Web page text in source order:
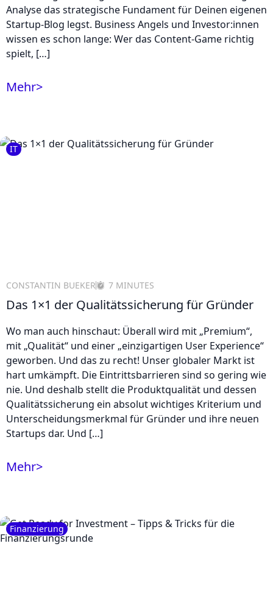
Analyse das strategische Fundament für Deinen eigenen
Startup-Blog legst. Business Angels und Investor:innen
wissen es schon lange: Wer das Content-Game richtig
spielt, […]
Mehr>
IT
CONSTANTIN BUEKER 7 MINUTES
Das 1×1 der Qualitätssicherung für Gründer
Wo man auch hinschaut: Überall wird mit „Premium“,
mit „Qualität“ und einer „einzigartigen User Experience“
geworben. Und das zu recht! Unser globaler Markt ist
hart umkämpft. Die Eintrittsbarrieren sind so gering wie
nie. Und deshalb stellt die Produktqualität und dessen
Qualitätssicherung ein absolut wichtiges Kriterium und
Unterscheidungsmerkmal für Gründer und ihre neuen
Startups dar. Und […]
Mehr>
Finanzierung